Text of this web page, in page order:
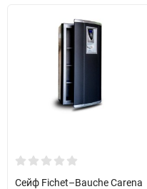
Сейф Fichet–Bauche Carena